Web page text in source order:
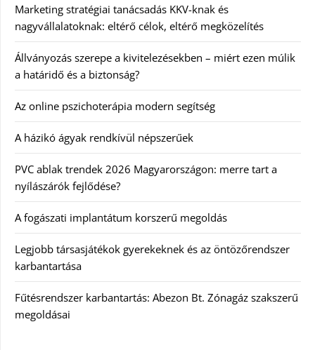
Marketing stratégiai tanácsadás KKV-knak és
nagyvállalatoknak: eltérő célok, eltérő megközelítés
Állványozás szerepe a kivitelezésekben – miért ezen múlik
a határidő és a biztonság?
Az online pszichoterápia modern segítség
A házikó ágyak rendkívül népszerűek
PVC ablak trendek 2026 Magyarországon: merre tart a
nyílászárók fejlődése?
A fogászati implantátum korszerű megoldás
Legjobb társasjátékok gyerekeknek és az öntözőrendszer
karbantartása
Fűtésrendszer karbantartás: Abezon Bt. Zónagáz szakszerű
megoldásai